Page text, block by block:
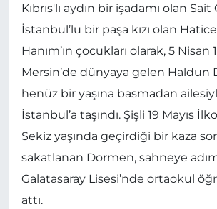
Kıbrıs'lı aydın bir işadamı olan
İstanbul’lu bir paşa kızı olan
Hanım’ın çocukları olarak, 5 Nisan
Mersin’de dünyaya gelen Haldun
henüz bir yaşına basmadan
İstanbul’a taşındı. Şişli 19 Mayıs
Sekiz yaşında geçirdiği bir kaza
sakatlanan Dormen, sahneye
Galatasaray Lisesi’nde ortaokul
attı.